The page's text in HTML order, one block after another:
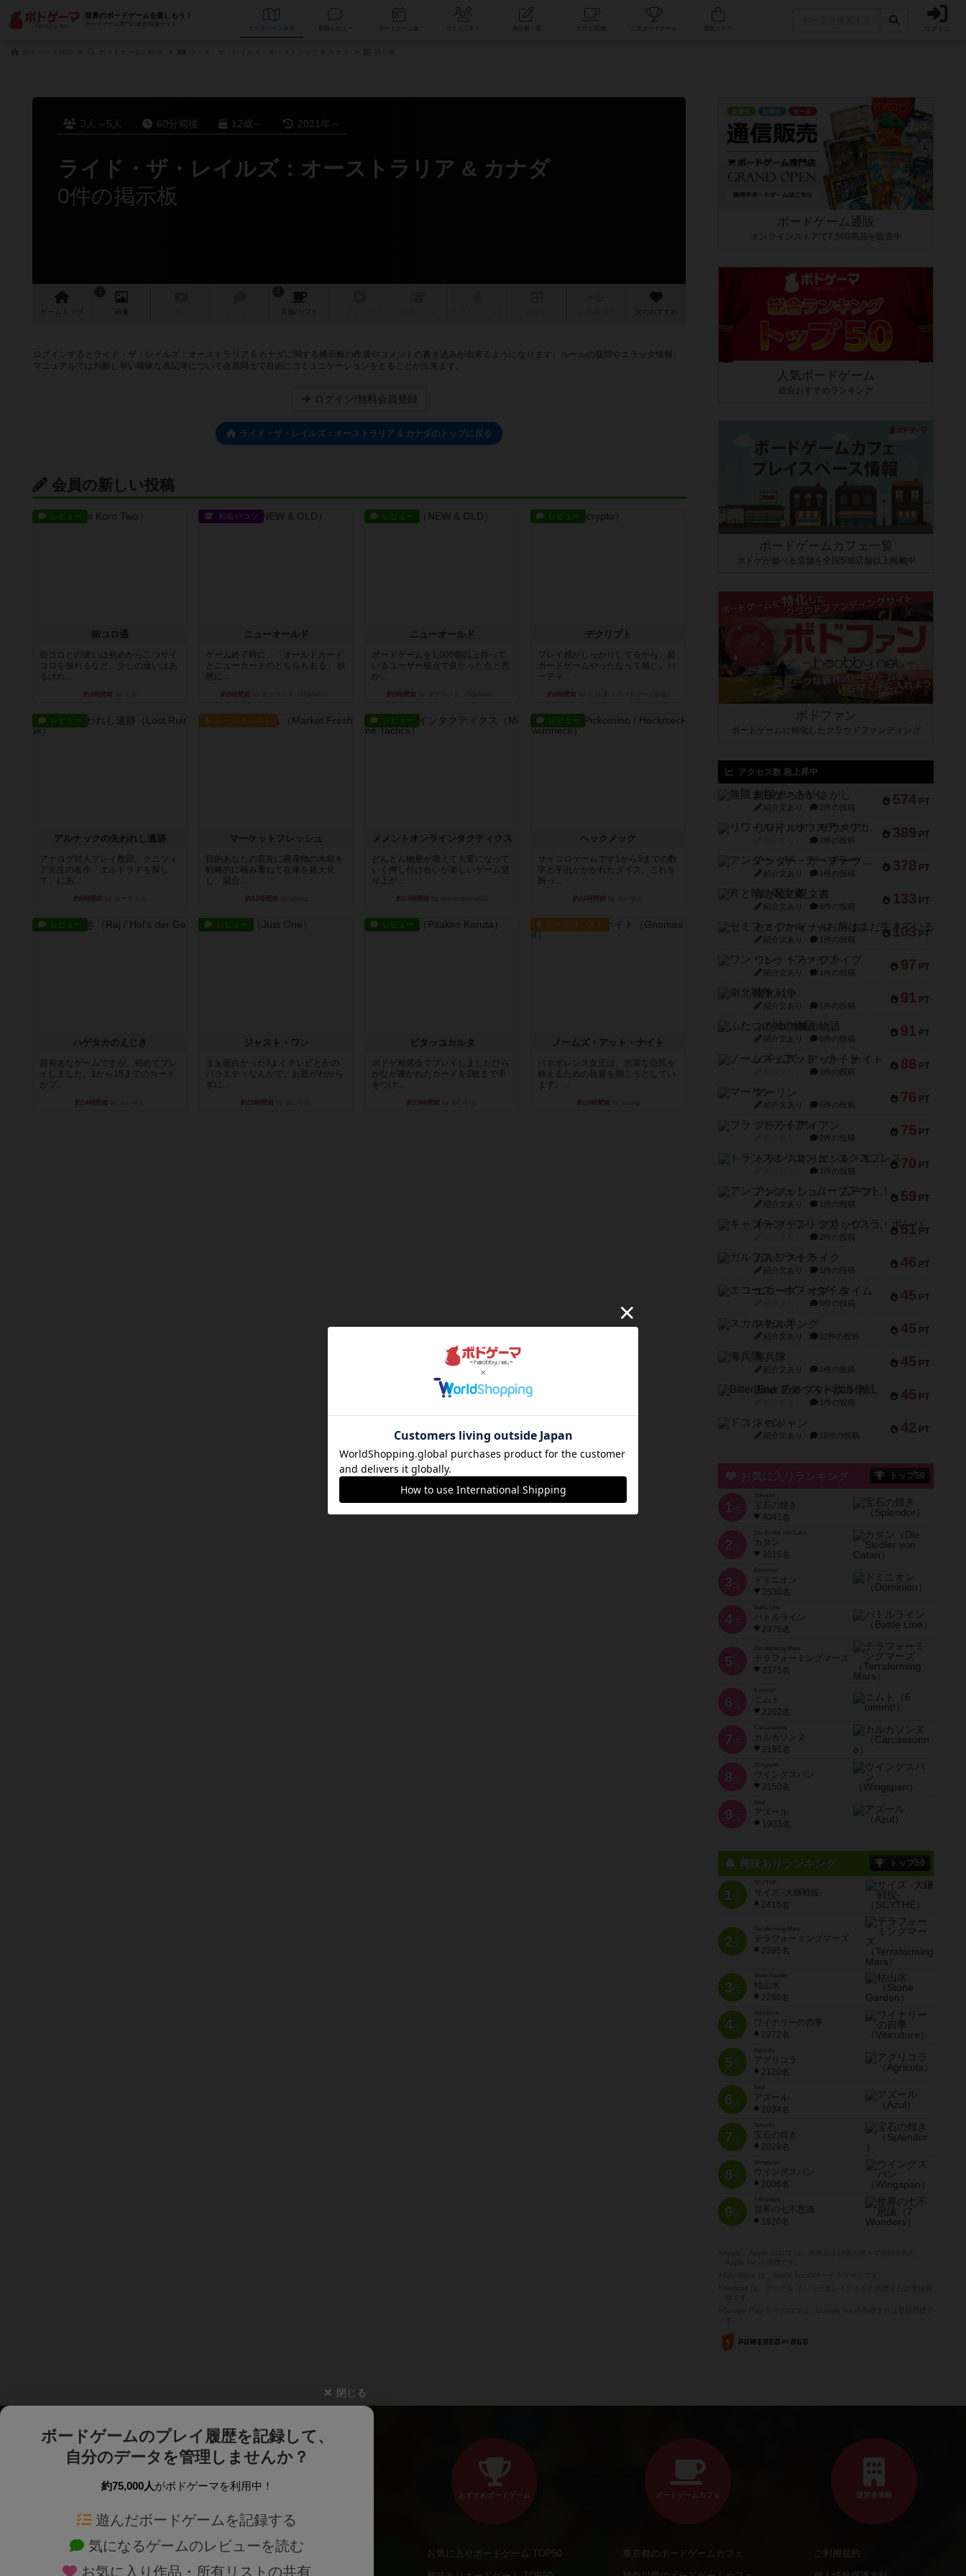
世界のボードゲームを楽しもう！
ボードゲーム専門の総合情報サイト
データベース コミュニティ 人気ボードゲーム ログイン
3人～5人 60分前後 12歳～ 2021年～
ライド・ザ・レイルズ：オーストラリア & カナダ
0件の掲示板
ゲーム 画像 店舗/ カフェ 次のおすすめ
ログインするとライド・ザ・レイルズ：オーストラリア & カナダに関する掲示板の作成やコメントの書き込みが出来るようになります。ルールの疑問やエラッタ情報、
マニュアルでは判断し辛い曖昧な表記等について会員同士で自由にコミュニケーションをとることが出来ます。
ログイン/無料会員登録
ライド・ザ・レイルズ：オーストラリア & カナダのトップに戻る
会員の新しい投稿
レビュー
街コロ通
街コロとの違いは初めから二つサイ
コロを振れるなど、少しの違いはあ
るけれ...
約4時間前
戦略やコツ
ニューオールド
ゲーム終了時に、「オールドカード
とニューカードのどちらもある」 状
態に...
約5時間前
レビュー
ニューオールド
ボードゲームを1,000個以上持って
いるユーザー視点で良かった点と悪
か...
約5時間前
レビュー
デクリプト
プレイ感がしっかりしてるから、超
ボードゲームやったなって感じ。パ
ーティ...
約6時間前
レビュー
アルナックの失われし遺跡
アナログ対人プレイ数回。クニツィ
ア先生の名作「エルドラドを探し
て」にあ...
約8時間前
ルール/インスト
マーケットフレッシュ
目的あなたの店先に農産物の木箱を
戦略的に積み重ねて在庫を最大化
し、競合...
約12時間前
レビュー
メメントオンラインタクティクス
どんどん物量が増えて大変になって
いく押し付け合いが楽しいゲーム盛
り上が...
約13時間前
レビュー
ヘックメック
サイコロゲームです1から5までの数
字と芋虫がかかれたダイス。これを
振っ...
約14時間前
レビュー
ハゲタカのえじき
超有名なゲームですが、初めてプレ
イしました。1から15までのカード
がプ...
約14時間前
レビュー
ジャスト・ワン
まぁ面白かった‼️よくテレビとかの
バラエティなんかで、お題がわから
ずに...
約15時間前
レビュー
ピタッコカルタ
ボドゲ相席会でプレイしましたひら
がなが書かれたカードを2枚まで手
をつけ...
約15時間前
ルール/インスト
ノームズ・アット・ナイト
ベネボレンス女王は、忠実な臣民を
称えるための祝宴を開こうとしてい
ます。...
約16時間前
ボードゲーム通販
オンラインストアで7,500商品を販売中
人気ボードゲーム
総合おすすめランキング
ボードゲームカフェ一覧
ボドゲが遊べる店舗を全国500店舗以上掲載中
ボドファン
ボードゲームに特化したクラウドファンディング
アクセス数 急上昇中
574 PT
無限まちがいさがし
紹介文あり 2件の投稿
389 PT
リワイルド：サウスアメリカ
2件の投稿
378 PT
アンダー・ザ・テーブラー
紹介文あり 1件の投稿
133 PT
宵と暁の呪文書
紹介文あり 8件の投稿
103 PT
セミファイナル ～お前はまだ生きている～
紹介文あり 1件の投稿
97 PT
ワン・トゥ・ファイブ
紹介文あり 1件の投稿
91 PT
南北戦争
紹介文あり 1件の投稿
91 PT
ふたつの城の物語
紹介文あり 6件の投稿
88 PT
ノームズ・アット・ナイト
1件の投稿
76 PT
マーリン
紹介文あり 6件の投稿
75 PT
フラットアイアン
2件の投稿
70 PT
トランスオリエント・エクスプレス
1件の投稿
59 PT
アンブッシュ！：ムーブアウト！
紹介文あり 1件の投稿
51 PT
キャプテン・フリップ：イスラ・ボンバ
2件の投稿
46 PT
ガルフストライク
紹介文あり 1件の投稿
45 PT
エコーズ・オブ・タイム
8件の投稿
45 PT
スカルキング
紹介文あり 12件の投稿
45 PT
海兵隊
紹介文あり 1件の投稿
45 PT
Bitter End ブタペスト救出作戦
1件の投稿
42 PT
ドコジャン
紹介文あり 10件の投稿
お気に入りランキング トップ50
1 位
宝石の煌き
4041名
2 位
Die Siedler von Catan
カタン
3616名
3 位
ドミニオン
2530名
4位
Battle Line
バトルライン
2378名
5 位
Terraforming Mars
テラフォーミングマーズ
2371名
6 位
ニムト
2202名
7 位
Carcassonne
カルカソンヌ
2191名
8 位
Wingspan
ウイングスパン
2150名
9 位
Azul
アズール
1903名
興味ありランキング トップ50
1位
SCYTHE
サイズ -大鎌戦役-
2415名
2位
Terraforming Mars
テラフォーミングマーズ
2395名
3位
Stone Garden
枯山水
2280名
4位
Viticulture
ワイナリーの四季
2272名
5位
Agricola
アグリコラ
2120名
6位
Azul
アズール
2034名
7位
宝石の煌き
2029名
8位
Wingspan
ウイングスパン
2006名
9位
7 Wonders
世界の七不思議
1920名
閉じる
ボードゲームのプレイ履歴を記録して、
自分のデータを管理しませんか？
約75,000人がボドゲーマを利用中！
遊んだボードゲームを記録する
気になるゲームのレビューを読む
お気に入り作品・所有リストの共有
ボードゲームを検索する 新作・再入荷情報
おすすめボードゲーム
お気に入りボードゲーム TOP50
ボードゲームカフェ
東京都のボードゲームカフェ
運営者情報
ご利用規約